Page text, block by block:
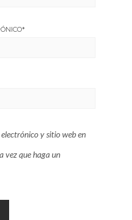
*
y sitio web en
vez que haga un